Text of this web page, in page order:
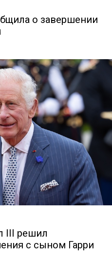
о завершении
III решил
с сыном Гарри